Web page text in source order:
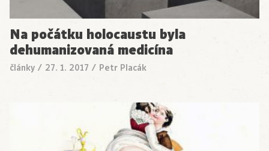
Na počátku holocaustu byla
dehumanizovaná medicína
články / 27. 1. 2017 / Petr Placák